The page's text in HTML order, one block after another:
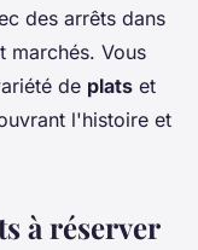
des arrêts dans
marchés. Vous
de plats et
l'histoire et
à réserver